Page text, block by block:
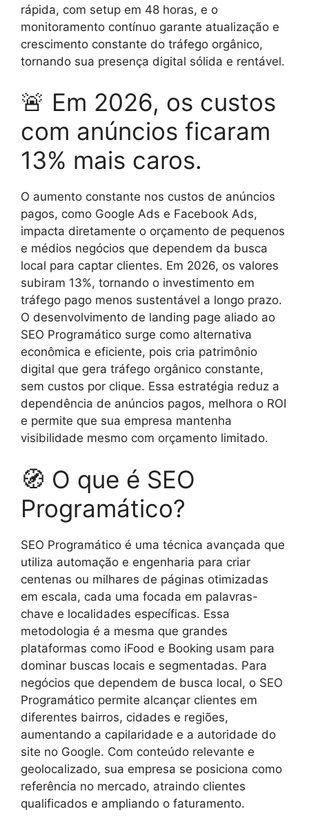
rápida, com setup em 48 horas, e o
monitoramento contínuo garante atualização e
crescimento constante do tráfego orgânico,
tornando sua presença digital sólida e rentável.
🚨 Em 2026, os custos
com anúncios ficaram
13% mais caros.
O aumento constante nos custos de anúncios
pagos, como Google Ads e Facebook Ads,
impacta diretamente o orçamento de pequenos
e médios negócios que dependem da busca
local para captar clientes. Em 2026, os valores
subiram 13%, tornando o investimento em
tráfego pago menos sustentável a longo prazo.
O desenvolvimento de landing page aliado ao
SEO Programático surge como alternativa
econômica e eficiente, pois cria patrimônio
digital que gera tráfego orgânico constante,
sem custos por clique. Essa estratégia reduz a
dependência de anúncios pagos, melhora o ROI
e permite que sua empresa mantenha
visibilidade mesmo com orçamento limitado.
🧭 O que é SEO
Programático?
SEO Programático é uma técnica avançada que
utiliza automação e engenharia para criar
centenas ou milhares de páginas otimizadas
em escala, cada uma focada em palavras-
chave e localidades específicas. Essa
metodologia é a mesma que grandes
plataformas como iFood e Booking usam para
dominar buscas locais e segmentadas. Para
negócios que dependem de busca local, o SEO
Programático permite alcançar clientes em
diferentes bairros, cidades e regiões,
aumentando a capilaridade e a autoridade do
site no Google. Com conteúdo relevante e
geolocalizado, sua empresa se posiciona como
referência no mercado, atraindo clientes
qualificados e ampliando o faturamento.